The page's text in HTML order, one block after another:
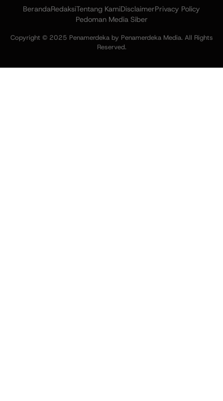
BerandaRedaksiTentang KamiDisclaimerPrivacy Policy
Pedoman Media Siber
Copyright © 2025 Penamerdeka by Penamerdeka Media. All Rights
Reserved.